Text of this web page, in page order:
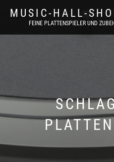
MUSIC-HALL-
FEINE PLATTENSPIELER UND